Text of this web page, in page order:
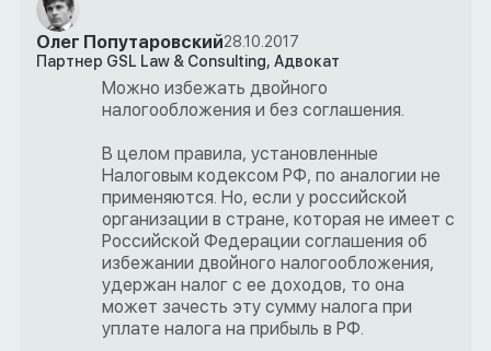
Олег Попутаровский28.10.2017
Партнер GSL Law & Consulting, Адвокат
Можно избежать двойного
налогообложения и без соглашения.
В целом правила, установленные
Налоговым кодексом РФ, по аналогии не
применяются. Но, если у российской
организации в стране, которая не имеет с
Российской Федерации соглашения об
избежании двойного налогообложения,
удержан налог с ее доходов, то она
может зачесть эту сумму налога при
уплате налога на прибыль в РФ.